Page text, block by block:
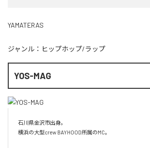
YAMATERAS
ジャンル： ヒップホップ/ラップ
YOS-MAG
石川県金沢市出身。
横浜の大型crew BAYHOOD所属のMC。